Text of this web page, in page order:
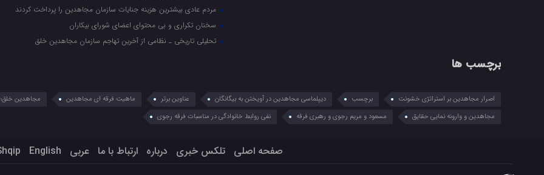
مردم عادی بیشترین هزینه جنایات سازمان مجاهدین را پرداخت کردند
سخنان تکراری و بی محتوای اعضای شورای بیکاران
تحلیلی تاریخی ـ نظامی از آخرین تهاجم سازمان مجاهدین خلق
برچسب ها
اصرار مجاهدین بر استراتژی خشونت برچسب دیپلماسی مجاهدین در آویختن به بیگانگان عناوین برتر ماهیت فرقه ای مجاهدین مجاهدین
مجاهدین و وارونه نمایی حقایق
مسعود و مریم رجوی و رهبری فرقه نفی روابط خانوادگی در مناسبات فرقه رجوی
صفحه اصلی تلکس خبری درباره ارتباط با ما عربي English